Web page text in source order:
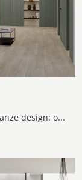
Librerie a muro veramente pratiche per stanze design: ottieni informazioni sul modello Dress Code Entrepreneur Villa del marchio Olivieri!